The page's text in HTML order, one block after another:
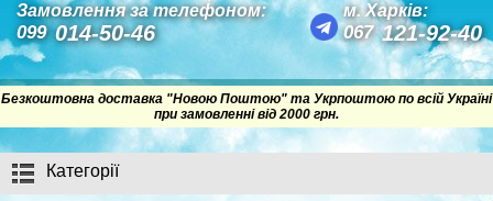
Замовлення за телефоном:
099 014-50-46
м. Харків:
067 121-92-40
Немає замовлень
Безкоштовна доставка "Новою Поштою" та Укрпоштою по всій Україні
при замовленні від 2000 грн.
Категорії